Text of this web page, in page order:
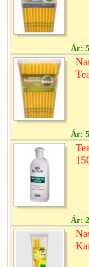
Ár:
Ár:
Ár: